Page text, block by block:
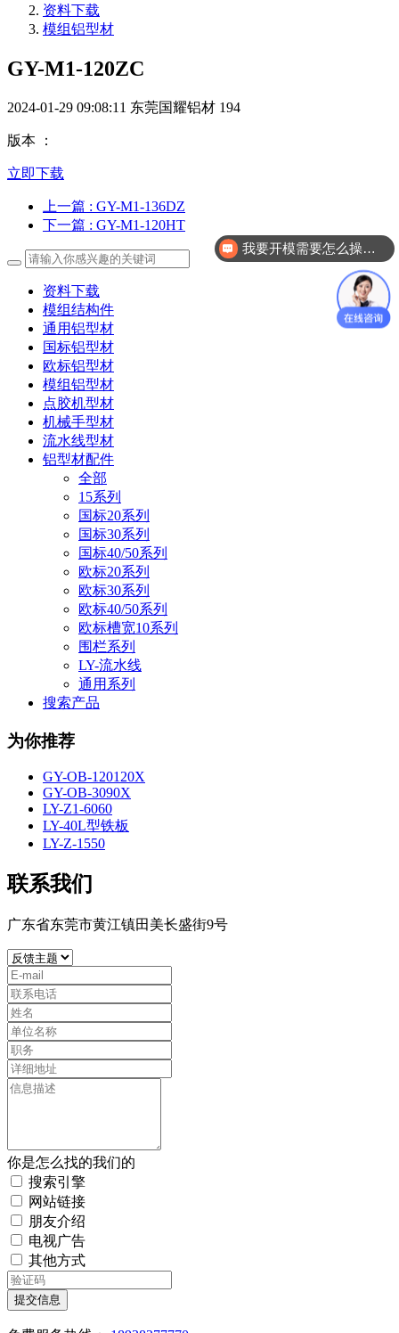
资料下载
模组铝型材
GY-M1-120ZC
2024-01-29 09:08:11 东莞国耀铝材 194
版本 ：
立即下载
上一篇 : GY-M1-136DZ
下一篇 : GY-M1-120HT
资料下载
模组结构件
通用铝型材
国标铝型材
欧标铝型材
模组铝型材
点胶机型材
机械手型材
流水线型材
铝型材配件
全部
15系列
国标20系列
国标30系列
国标40/50系列
欧标20系列
欧标30系列
欧标40/50系列
欧标槽宽10系列
围栏系列
LY-流水线
通用系列
搜索产品
为你推荐
GY-OB-120120X
GY-OB-3090X
LY-Z1-6060
LY-40L型铁板
LY-Z-1550
联系我们
广东省东莞市黄江镇田美长盛街9号
你是怎么找的我们的
搜索引擎
网站链接
朋友介绍
电视广告
其他方式
提交信息
我要开模需要怎么操作？